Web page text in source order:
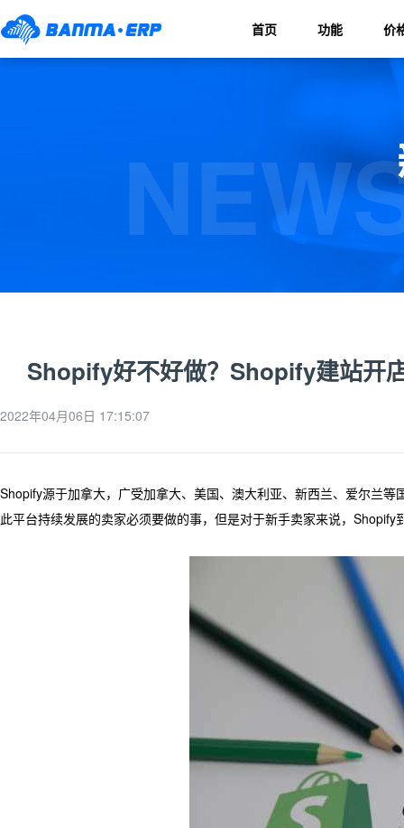
首页 功能 价
Shopify好不好做？Shopify建站开
2022年04月06日 17:15:07
Shopify源于加拿大，广受加拿大、美国、澳大利亚、新西兰、爱尔兰
此平台持续发展的卖家必须要做的事，但是对于新手卖家来说，Shopify